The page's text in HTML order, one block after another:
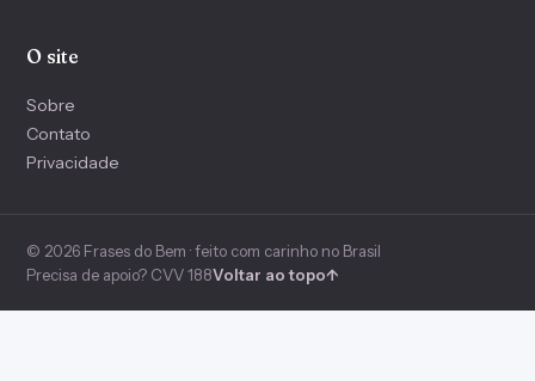
O site
Sobre
Contato
Privacidade
© 2026 Frases do Bem · feito com carinho no Brasil
Precisa de apoio? CVV 188Voltar ao topo↑